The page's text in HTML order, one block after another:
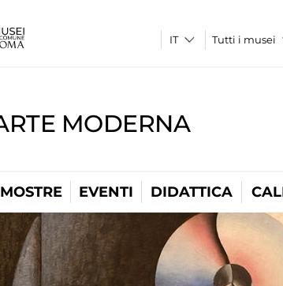
Tutti i musei
MODERNA
MOSTRE EVENTI DIDATTICA